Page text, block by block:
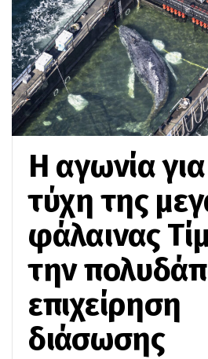
Η αγωνία
τύχη της
φάλαινας
την
επιχείρηση
διάσωσης